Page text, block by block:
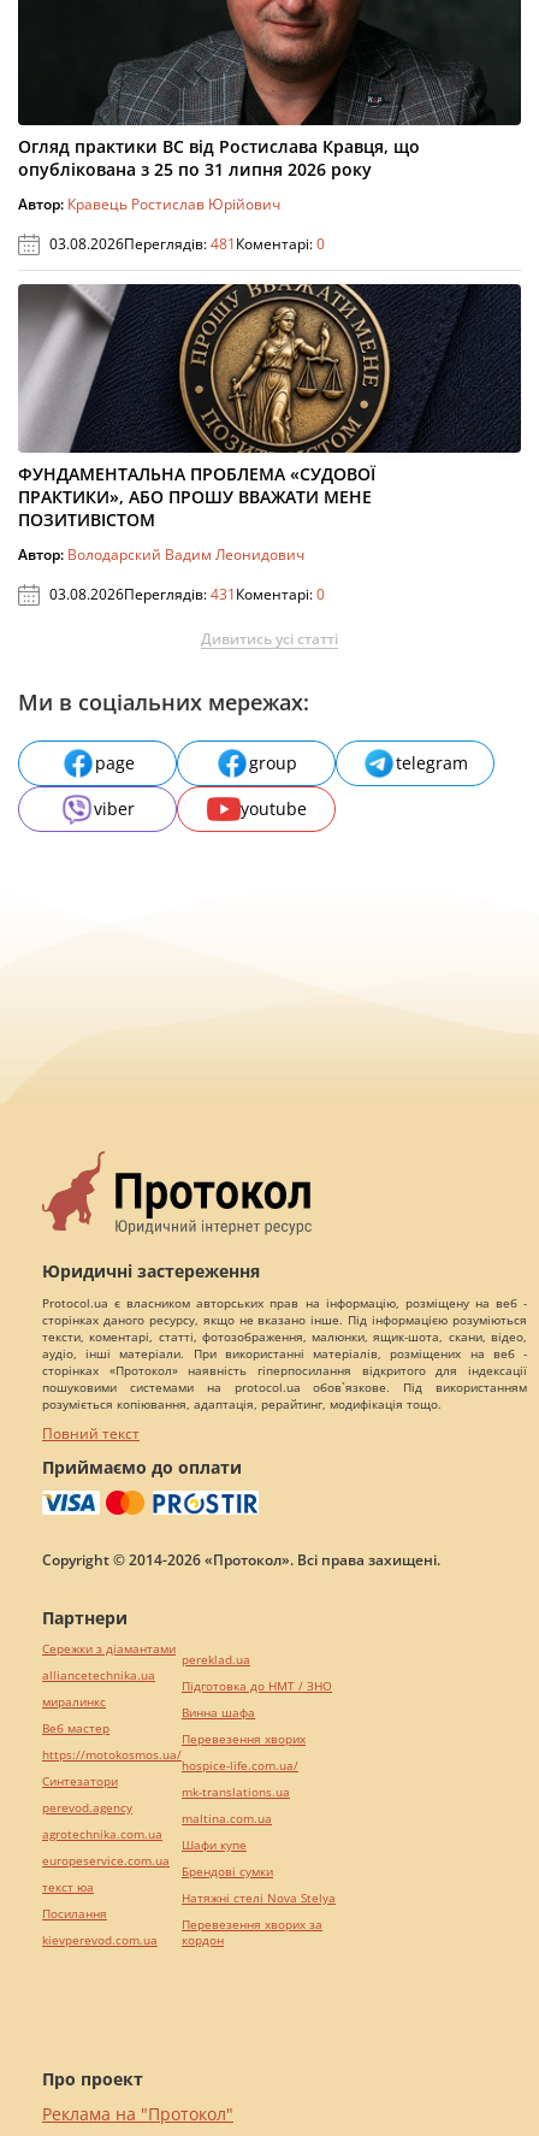
Огляд практики ВС від Ростислава Кравця, що
опублікована з 25 по 31 липня 2026 року
Автор: Кравець Ростислав Юрійович
03.08.2026Переглядів:481Коментарі:0
ФУНДАМЕНТАЛЬНА ПРОБЛЕМА «СУДОВОЇ
ПРАКТИКИ», АБО ПРОШУ ВВАЖАТИ МЕНЕ
ПОЗИТИВІСТОМ
Автор: Володарский Вадим Леонидович
03.08.2026Переглядів:431Коментарі:0
Дивитись усі статті
Ми в соціальних мережах:
page group
telegram
viber
youtube
Юридичні застереження
Protocol.ua є власником авторських прав на інформацію, розміщену на веб -
сторінках даного ресурсу, якщо не вказано інше. Під інформацією розуміються
тексти, коментарі, статті, фотозображення, малюнки, ящик-шота, скани, відео,
аудіо, інші матеріали. При використанні матеріалів, розміщених на веб -
сторінках «Протокол» наявність гіперпосилання відкритого для індексації
пошуковими системами на protocol.ua обов`язкове. Під використанням
розуміється копіювання, адаптація, рерайтинг, модифікація тощо.
Повний текст
Приймаємо до оплати
Copyright © 2014-2026 «Протокол». Всі права захищені.
Про проект
Реклама на "Протокол"
Партнери
Сережки з діамантами
alliancetechnika.ua
миралинкс
Веб мастер
https://motokosmos.ua/
Синтезатори
perevod.agency
agrotechnika.com.ua
europeservice.com.ua
текст юа
Посилання
kievperevod.com.ua
pereklad.ua
Підготовка до НМТ / ЗНО
Винна шафа
Перевезення хворих
hospice-life.com.ua/
mk-translations.ua
maltina.com.ua
Шафи купе
Брендові сумки
Натяжні стелі Nova Stelya
Перевезення хворих за
кордон